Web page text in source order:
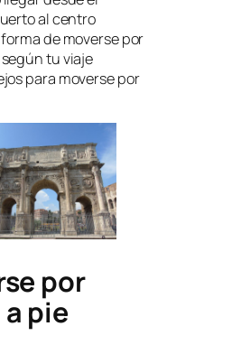
al centro
de moverse por
según tu viaje
para moverse por
por
pie